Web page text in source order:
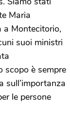
Maria
a Montecitorio,
suoi ministri
scopo è sempre
sull’importanza
le persone